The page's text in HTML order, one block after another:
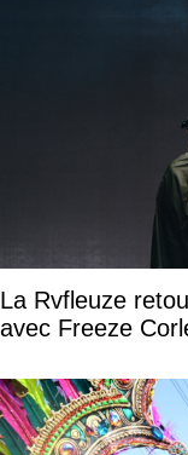
La Rvfleuze
avec Freeze